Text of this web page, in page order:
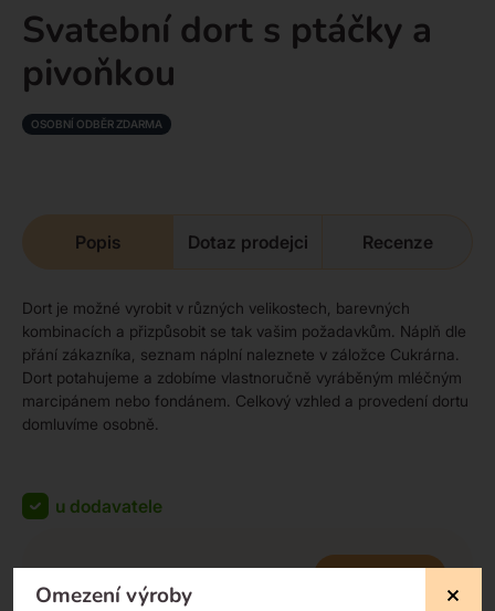
Svatební dort s ptáčky a
pivoňkou
OSOBNÍ ODBĚR ZDARMA
Popis Dotaz prodejci Recenze
Dort je možné vyrobit v různých velikostech, barevných
kombinacích a přizpůsobit se tak vašim požadavkům. Náplň dle
přání zákazníka, seznam náplní naleznete v záložce Cukrárna.
Dort potahujeme a zdobíme vlastnoručně vyráběným mléčným
marcipánem nebo fondánem. Celkový vzhled a provedení dortu
domluvíme osobně.
u dodavatele
zdarma
zdarma
Omezení výroby